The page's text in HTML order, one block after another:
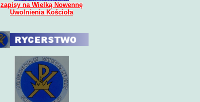
zapisy na Wielką Nowennę
Uwolnienia Kościoła